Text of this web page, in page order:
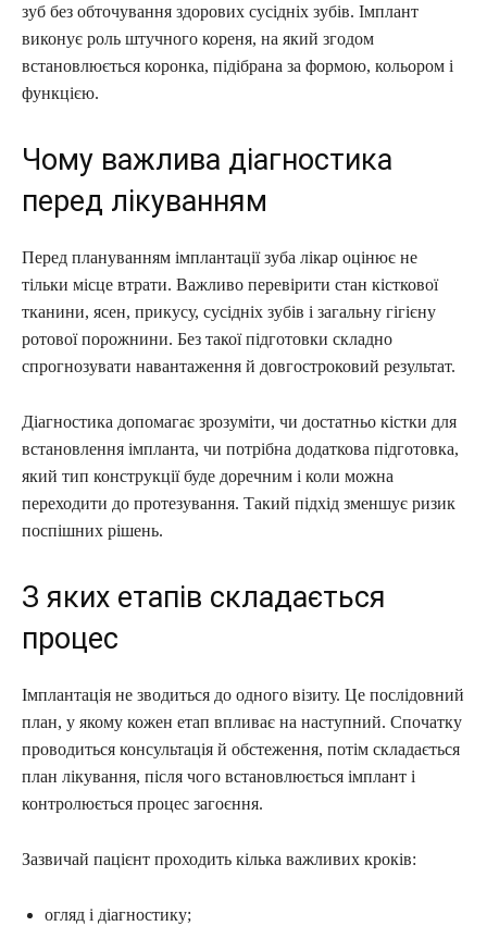
зуб без обточування здорових сусідніх зубів. Імплант
виконує роль штучного кореня, на який згодом
встановлюється коронка, підібрана за формою, кольором і
функцією.
Чому важлива діагностика
перед лікуванням
Перед плануванням імплантації зуба лікар оцінює не
тільки місце втрати. Важливо перевірити стан кісткової
тканини, ясен, прикусу, сусідніх зубів і загальну гігієну
ротової порожнини. Без такої підготовки складно
спрогнозувати навантаження й довгостроковий результат.
Діагностика допомагає зрозуміти, чи достатньо кістки для
встановлення імпланта, чи потрібна додаткова підготовка,
який тип конструкції буде доречним і коли можна
переходити до протезування. Такий підхід зменшує ризик
поспішних рішень.
З яких етапів складається
процес
Імплантація не зводиться до одного візиту. Це послідовний
план, у якому кожен етап впливає на наступний. Спочатку
проводиться консультація й обстеження, потім складається
план лікування, після чого встановлюється імплант і
контролюється процес загоєння.
Зазвичай пацієнт проходить кілька важливих кроків:
огляд і діагностику;